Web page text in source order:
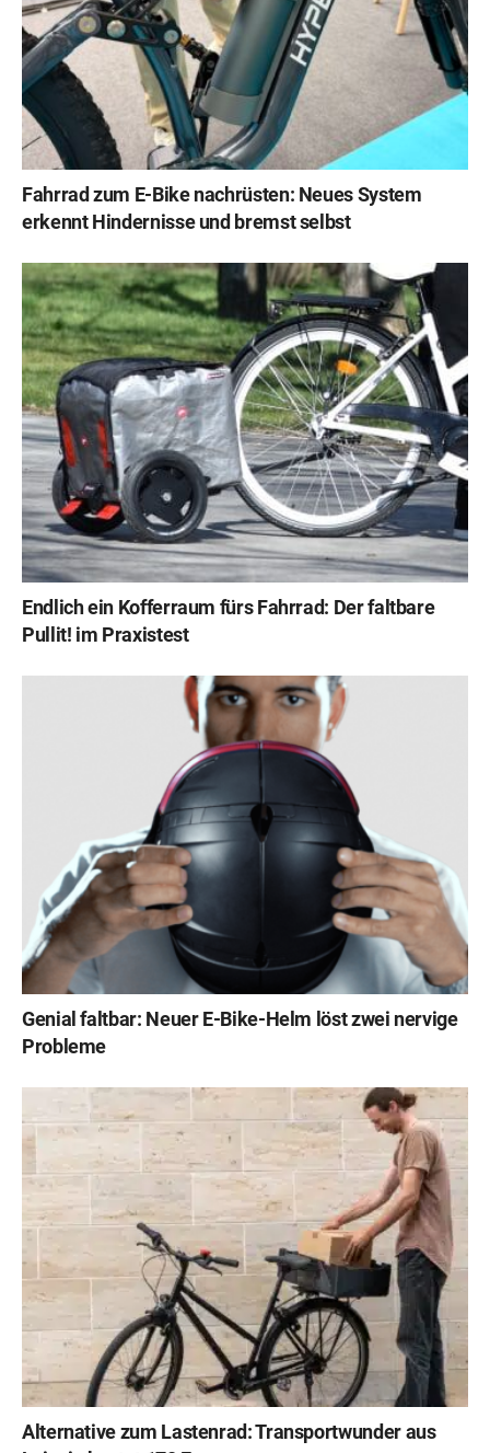
Fahrrad zum E-Bike nachrüsten: Neues System
erkennt Hindernisse und bremst selbst
Endlich ein Kofferraum fürs Fahrrad: Der faltbare
Pullit! im Praxistest
Genial faltbar: Neuer E-Bike-Helm löst zwei nervige
Probleme
Alternative zum Lastenrad: Transportwunder aus